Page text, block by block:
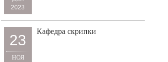
2023
23
НОЯ
Кафедра скрипки